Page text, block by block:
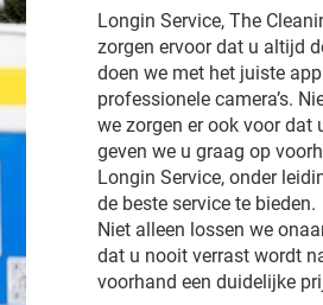
Longin Service, The
zorgen ervoor dat u altijd
doen we met het juiste
professionele camera’s.
we zorgen er ook voor dat
geven we u graag op
Longin Service, onder
de beste service te bieden.
Niet alleen lossen we
dat u nooit verrast wordt
voorhand een duidelijke